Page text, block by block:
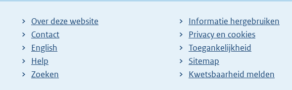
Over deze website
Contact
English
Help
Zoeken
Informatie hergebruiken
Privacy en cookies
Toegankelijkheid
Sitemap
E
Kwetsbaarheid melden